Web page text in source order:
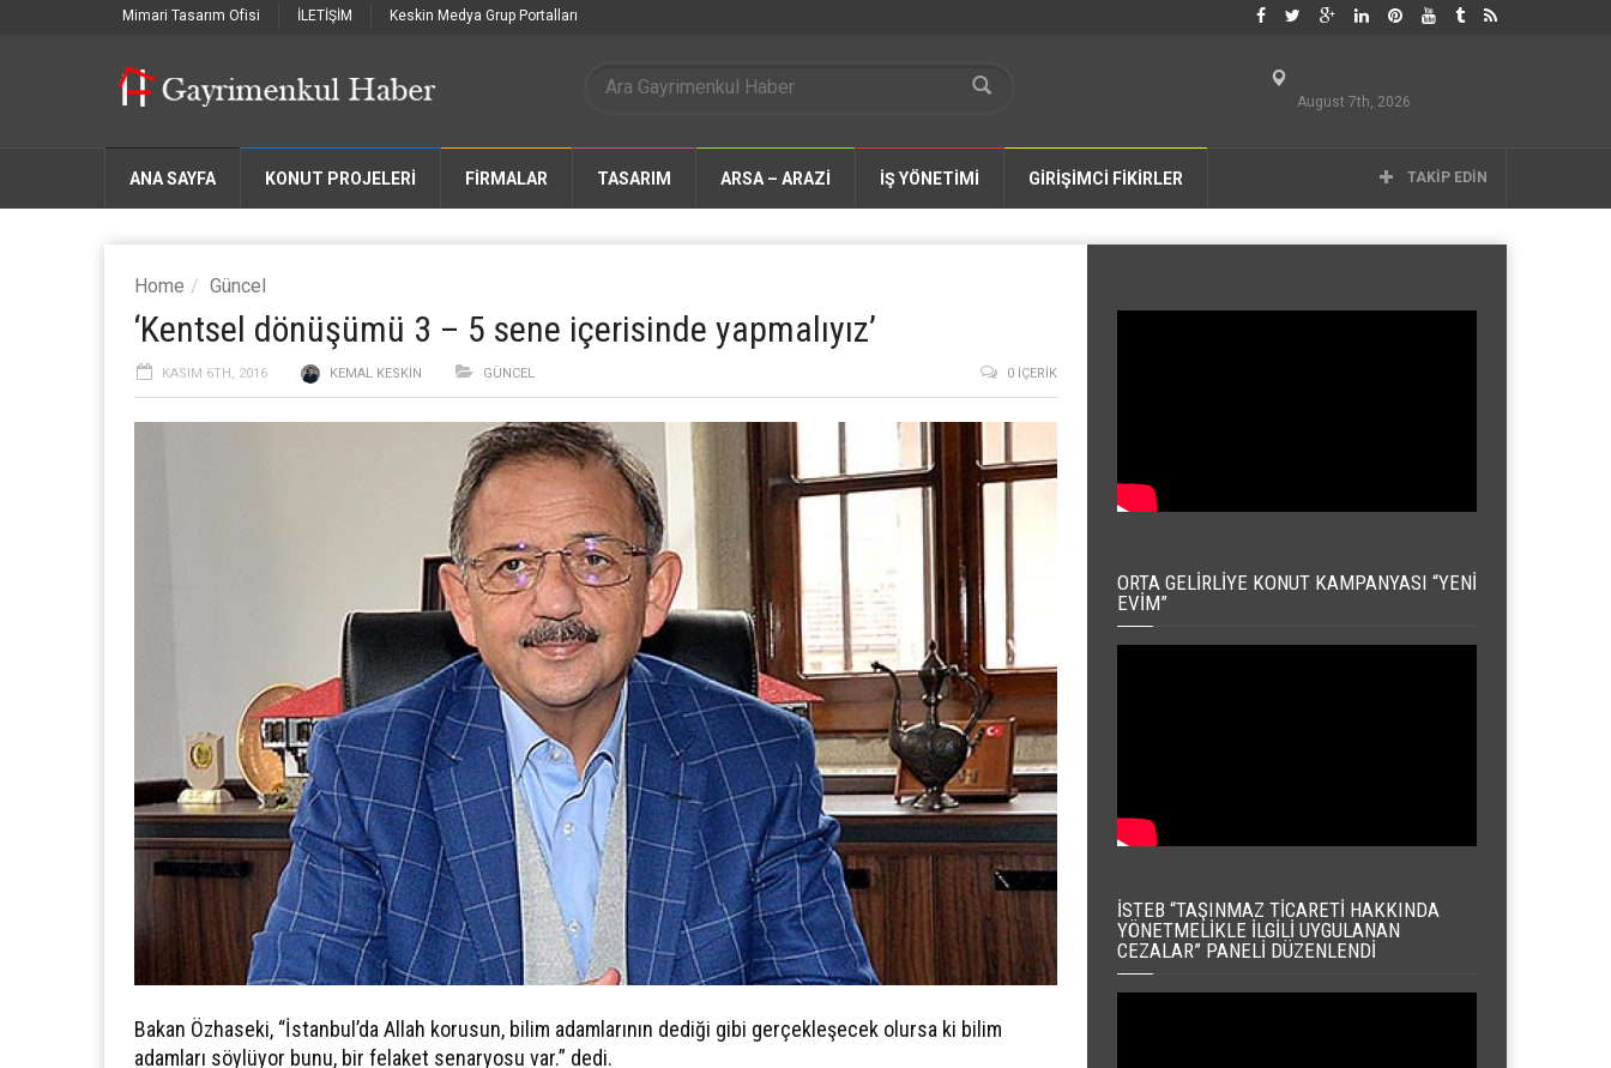
Mimari Tasarım Ofisi İLETİŞİM Keskin Medya Grup Portalları
August 7th, 2026
ANA SAYFA KONUT PROJELERİ FIRMALAR TASARIM ARSA – ARAZİ İŞ YÖNETİMİ GİRİŞİMCİ FİKİRLER TAKIP EDIN
Home Güncel
‘Kentsel dönüşümü 3 – 5 sene içerisinde yapmalıyız’
KASIM 6TH, 2016 KEMAL KESKIN GÜNCEL 0 İÇERIK
Bakan Özhaseki, “İstanbul’da Allah korusun, bilim adamlarının dediği gibi gerçekleşecek olursa ki bilim
adamları söylüyor bunu, bir felaket senaryosu var.” dedi.
ORTA GELIRLIYE KONUT KAMPANYASI “YENI
EVIM”
İSTEB “TAŞINMAZ TICARETI HAKKINDA
YÖNETMELIKLE İLGILI UYGULANAN
CEZALAR” PANELI DÜZENLENDI